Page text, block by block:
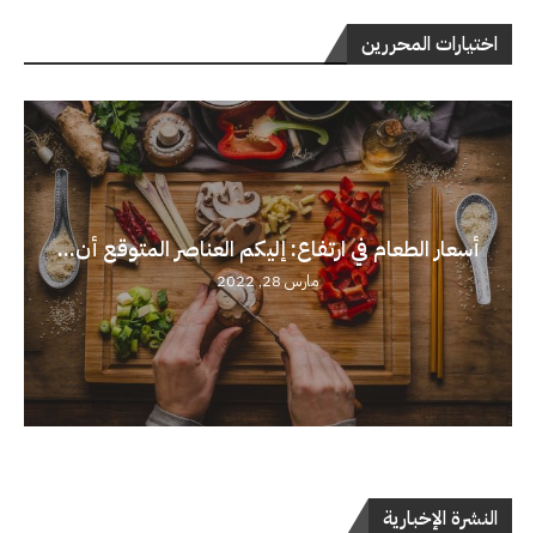
اختيارات المحررين
أسعار الطعام في ارتفاع: إليكم العناصر المتوقع أن...
مارس 28, 2022
النشرة الإخبارية